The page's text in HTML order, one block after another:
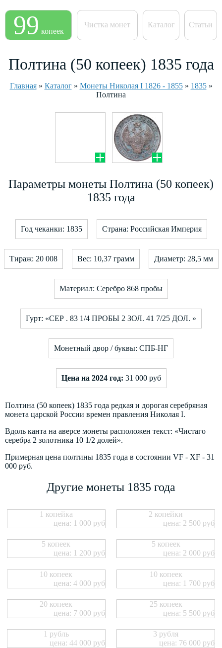
99 копеек
Чистка монет Каталог Статьи
Полтина (50 копеек) 1835 года
Главная» Каталог» Монеты Николая I 1826 - 1855» 1835»
Полтина
Параметры монеты Полтина (50 копеек)
1835 года
Год чеканки: 1835 Страна: Российская Империя
Тираж: 20 008 Вес: 10,37 грамм Диаметр: 28,5 мм
Материал: Серебро 868 пробы
Гурт: «СЕР . 83 1/4 ПРОБЫ 2 ЗОЛ. 41 7/25 ДОЛ. »
Монетный двор / буквы: СПБ-НГ
Цена на 2024 год: 31 000 руб
Полтина (50 копеек) 1835 года редкая и дорогая серебряная
монета царской России времен правления Николая I.
Вдоль канта на аверсе монеты расположен текст: «Чистаго
серебра 2 золотника 10 1/2 долей».
Примерная цена полтины 1835 года в состоянии VF - XF - 31
000 руб.
Другие монеты 1835 года
1 копейка
цена: 1 000 руб
2 копейки
цена: 2 500 руб
5 копеек
цена: 1 200 руб
5 копеек
цена: 2 000 руб
10 копеек
цена: 4 000 руб
10 копеек
цена: 1 700 руб
20 копеек
цена: 7 000 руб
25 копеек
цена: 5 500 руб
1 рубль
цена: 44 000 руб
3 рубля
цена: 76 000 руб